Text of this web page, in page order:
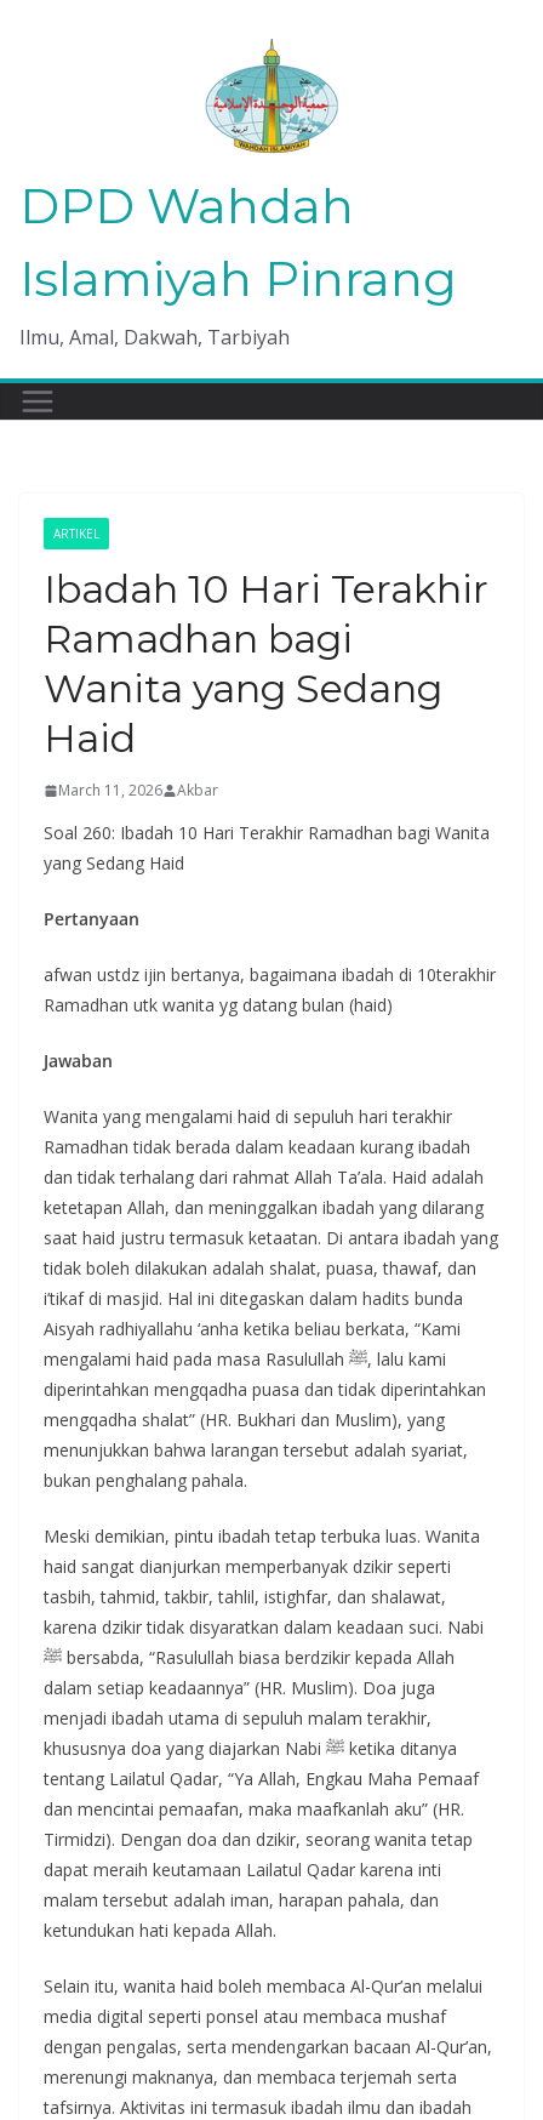
DPD Wahdah
Islamiyah Pinrang
Ilmu, Amal, Dakwah, Tarbiyah
ARTIKEL
Ibadah 10 Hari Terakhir
Ramadhan bagi
Wanita yang Sedang
Haid
March 11, 2026 Akbar
Soal 260: Ibadah 10 Hari Terakhir Ramadhan bagi Wanita
yang Sedang Haid
Pertanyaan
afwan ustdz ijin bertanya, bagaimana ibadah di 10terakhir
Ramadhan utk wanita yg datang bulan (haid)
Jawaban
Wanita yang mengalami haid di sepuluh hari terakhir
Ramadhan tidak berada dalam keadaan kurang ibadah
dan tidak terhalang dari rahmat Allah Ta’ala. Haid adalah
ketetapan Allah, dan meninggalkan ibadah yang dilarang
saat haid justru termasuk ketaatan. Di antara ibadah yang
tidak boleh dilakukan adalah shalat, puasa, thawaf, dan
i’tikaf di masjid. Hal ini ditegaskan dalam hadits bunda
Aisyah radhiyallahu ‘anha ketika beliau berkata, “Kami
mengalami haid pada masa Rasulullah ﷺ, lalu kami
diperintahkan mengqadha puasa dan tidak diperintahkan
mengqadha shalat” (HR. Bukhari dan Muslim), yang
menunjukkan bahwa larangan tersebut adalah syariat,
bukan penghalang pahala.
Meski demikian, pintu ibadah tetap terbuka luas. Wanita
haid sangat dianjurkan memperbanyak dzikir seperti
tasbih, tahmid, takbir, tahlil, istighfar, dan shalawat,
karena dzikir tidak disyaratkan dalam keadaan suci. Nabi
ﷺ bersabda, “Rasulullah biasa berdzikir kepada Allah
dalam setiap keadaannya” (HR. Muslim). Doa juga
menjadi ibadah utama di sepuluh malam terakhir,
khususnya doa yang diajarkan Nabi ﷺ ketika ditanya
tentang Lailatul Qadar, “Ya Allah, Engkau Maha Pemaaf
dan mencintai pemaafan, maka maafkanlah aku” (HR.
Tirmidzi). Dengan doa dan dzikir, seorang wanita tetap
dapat meraih keutamaan Lailatul Qadar karena inti
malam tersebut adalah iman, harapan pahala, dan
ketundukan hati kepada Allah.
Selain itu, wanita haid boleh membaca Al-Qur’an melalui
media digital seperti ponsel atau membaca mushaf
dengan pengalas, serta mendengarkan bacaan Al-Qur’an,
merenungi maknanya, dan membaca terjemah serta
tafsirnya. Aktivitas ini termasuk ibadah ilmu dan ibadah